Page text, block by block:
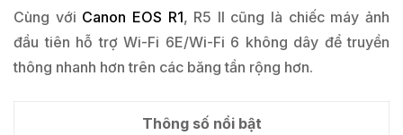
Cùng với Canon EOS R1, R5 II cũng là chiếc máy ảnh
đầu tiên hỗ trợ Wi-Fi 6E/Wi-Fi 6 không dây để truyền
thông nhanh hơn trên các băng tần rộng hơn.
Thông số nổi bật